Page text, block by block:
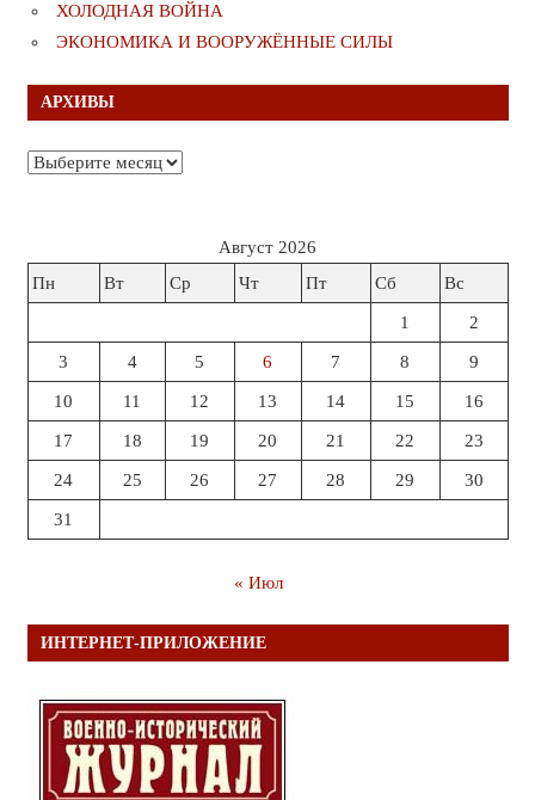
ХОЛОДНАЯ ВОЙНА
ЭКОНОМИКА И ВООРУЖЁННЫЕ СИЛЫ
АРХИВЫ
Архивы
Август 2026
Пн
Вт Ср Чт Пт Сб Вс
1 2
3 4 5 6 7 8 9
10 11 12 13 14 15 16
17 18 19 20 21 22 23
24 25 26 27 28 29 30
31
« Июл
ИНТЕРНЕТ-ПРИЛОЖЕНИЕ